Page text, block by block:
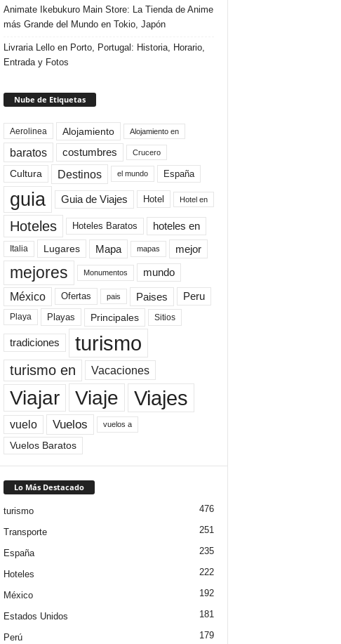
Animate Ikebukuro Main Store: La Tienda de Anime
más Grande del Mundo en Tokio, Japón
Livraria Lello en Porto, Portugal: Historia, Horario,
Entrada y Fotos
Nube de Etiquetas
Aerolinea Alojamiento Alojamiento en
baratos costumbres Crucero
Cultura Destinos el mundo España
guia Guia de Viajes Hotel Hotel en
Hoteles Hoteles Baratos hoteles en
Italia Lugares Mapa mapas mejor
mejores Monumentos mundo
México Ofertas pais Paises Peru
Playa Playas Principales Sitios
tradiciones turismo
turismo en Vacaciones
Viajar Viaje Viajes
vuelo Vuelos vuelos a
Vuelos Baratos
Lo Más Destacado
turismo 476
Transporte 251
España 235
Hoteles 222
México 192
Estados Unidos 181
Perú 179